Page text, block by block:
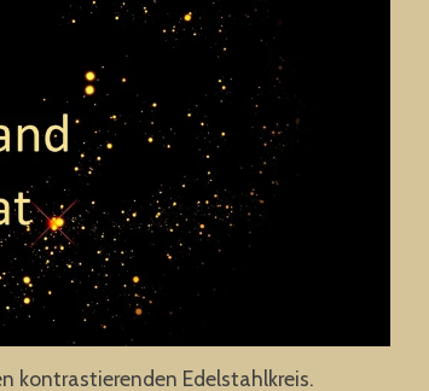
kontrastierenden Edelstahlkreis.